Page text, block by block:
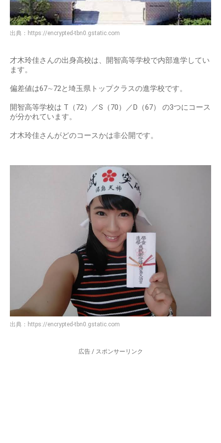
出典： https://encrypted-tbn0.gstatic.com
才木玲佳さんの出身高校は、開智高等学校で内部進学してい
ます。
偏差値は67∼72と埼玉県トップクラスの進学校です。
開智高等学校は T（72）／S（70）／D（67） の3つにコース
が分かれています。
才木玲佳さんがどのコースかは非公開です。
出典： https://encrypted-tbn0.gstatic.com
広告 / スポンサーリンク